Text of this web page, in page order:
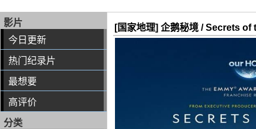
影片
今日更新
热门纪录片
最想要
高评价
分类
[国家地理] 企鹅秘境 / Secrets